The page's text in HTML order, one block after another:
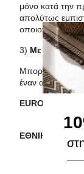
μόνο κατά την
απολύτως
οποιονδήποτε
3) Με
Μπορείτε να
έναν από τους
EUROBANK :
ΕΘΝΙΚΗ :